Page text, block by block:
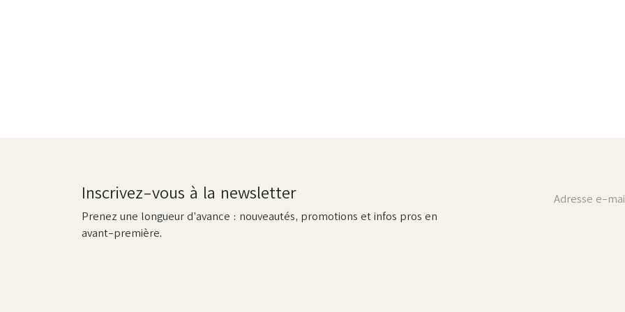
Inscrivez-vous à la newsletter
Prenez une longueur d’avance : nouveautés, promotions et infos pros en
avant-première.